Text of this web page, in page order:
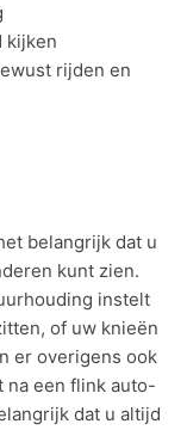
kijken
rijden en
belangrijk dat u
kunt zien.
instelt
of uw knieën
er overigens ook
na een flink auto-
dat u altijd